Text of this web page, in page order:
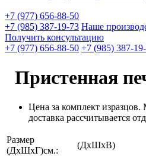
+7 (977) 656-88-50
+7 (985) 387-19-73 Наше
Получить консультацию
+7 (977) 656-88-50 +7 (985) 387-
Пристенная
Цена за комплект
доставка рассчитывается
Размер
(ДхШхГ)см.:
(ДхШхВ)